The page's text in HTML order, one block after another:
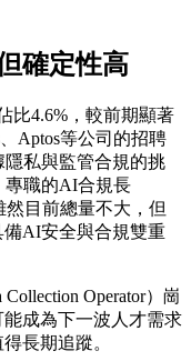
確定性高
比4.6%，較前期顯著
Aptos等公司的招聘
私與監管合規的挑
專職的AI合規長
然目前總量不大，但
AI安全與合規雙重
Operator）崗
成為下一波人才需求
長期追蹤。